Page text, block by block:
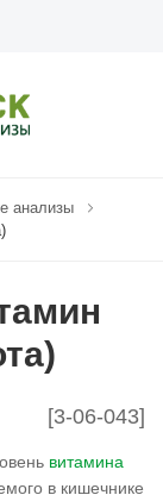
анализы
[3-06-043]
витамина
в кишечнике